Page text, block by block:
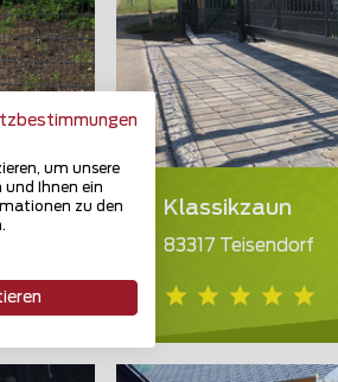
Klassikzaun
83317 Teisendorf
um unsere
und Ihnen ein
zu den